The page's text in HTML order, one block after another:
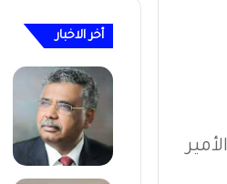
أخر الاخبار